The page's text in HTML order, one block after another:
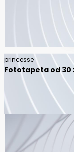
princesse
Fototapeta od 30